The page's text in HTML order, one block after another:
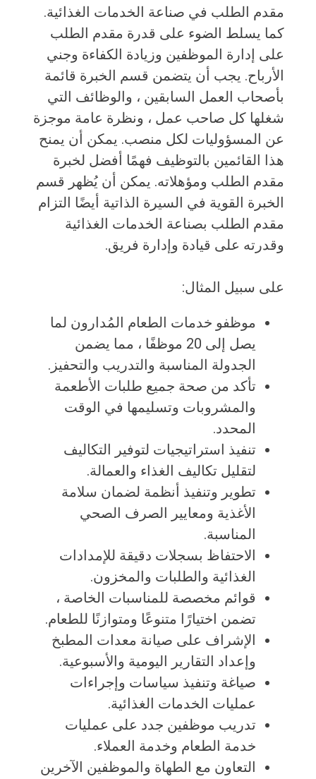
مقدم الطلب في صناعة الخدمات الغذائية.
كما يسلط الضوء على قدرة مقدم الطلب
على إدارة الموظفين وزيادة الكفاءة وجني
الأرباح. يجب أن يتضمن قسم الخبرة قائمة
بأصحاب العمل السابقين ، والوظائف التي
شغلها كل صاحب عمل ، ونظرة عامة موجزة
عن المسؤوليات لكل منصب. يمكن أن يمنح
هذا القائمين بالتوظيف فهمًا أفضل لخبرة
مقدم الطلب ومؤهلاته. يمكن أن يُظهر قسم
الخبرة القوية في السيرة الذاتية أيضًا التزام
مقدم الطلب بصناعة الخدمات الغذائية
وقدرته على قيادة وإدارة فريق.
على سبيل المثال:
موظفو خدمات الطعام المُدارون لما
يصل إلى 20 موظفًا ، مما يضمن
الجدولة المناسبة والتدريب والتحفيز.
تأكد من صحة جميع طلبات الأطعمة
والمشروبات وتسليمها في الوقت
المحدد.
تنفيذ استراتيجيات لتوفير التكاليف
لتقليل تكاليف الغذاء والعمالة.
تطوير وتنفيذ أنظمة لضمان سلامة
الأغذية ومعايير الصرف الصحي
المناسبة.
الاحتفاظ بسجلات دقيقة للإمدادات
الغذائية والطلبات والمخزون.
قوائم مخصصة للمناسبات الخاصة ،
تضمن اختيارًا متنوعًا ومتوازنًا للطعام.
الإشراف على صيانة معدات المطبخ
وإعداد التقارير اليومية والأسبوعية.
صياغة وتنفيذ سياسات وإجراءات
عمليات الخدمات الغذائية.
تدريب موظفين جدد على عمليات
خدمة الطعام وخدمة العملاء.
التعاون مع الطهاة والموظفين الآخرين